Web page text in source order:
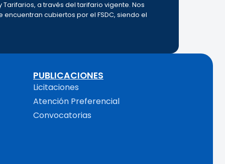
a través del tarifario vigente. Nos
cubiertos por el FSDC, siendo el
PUBLICACIONES
Licitaciones
Atención Preferencial
Convocatorias